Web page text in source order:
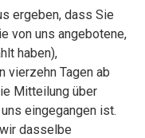
ergeben, dass Sie
von uns angebotene,
haben),
vierzehn Tagen ab
Mitteilung über
eingegangen ist.
dasselbe